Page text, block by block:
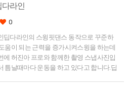
라인
0
딥다라인의 스윙핏댄스 동작으로 꾸준하
움이 되는 근력을 증가시켜스윙을 하는데
허진아 프로와 함께한 촬영 스냅사진입
틈날때마다 운동을 하고 있다고 합니다.딥